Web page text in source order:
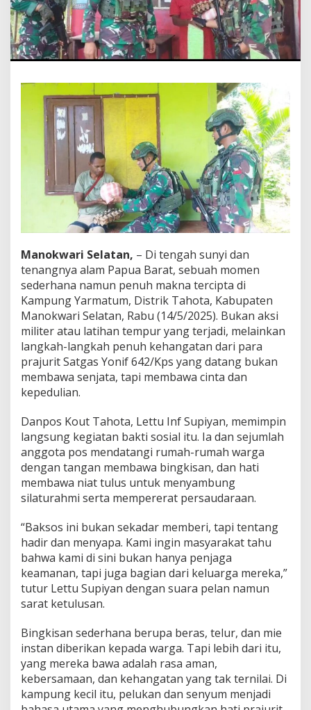
i
n
t
a
:
a
t
n
i
f
6
4
2
K
p
s
B
a
w
a
H
a
n
g
n
a
S
i
l
a
t
r
a
h
m
i
k
a
m
p
u
n
g
Y
Manokwari Selatan, – Di tengah sunyi dan
tenangnya alam Papua Barat, sebuah momen
sederhana namun penuh makna tercipta di
Kampung Yarmatum, Distrik Tahota, Kabupaten
Manokwari Selatan, Rabu (14/5/2025). Bukan aksi
militer atau latihan tempur yang terjadi, melainkan
langkah-langkah penuh kehangatan dari para
prajurit Satgas Yonif 642/Kps yang datang bukan
membawa senjata, tapi membawa cinta dan
kepedulian.
Danpos Kout Tahota, Lettu Inf Supiyan, memimpin
langsung kegiatan bakti sosial itu. Ia dan sejumlah
anggota pos mendatangi rumah-rumah warga
dengan tangan membawa bingkisan, dan hati
membawa niat tulus untuk menyambung
silaturahmi serta mempererat persaudaraan.
“Baksos ini bukan sekadar memberi, tapi tentang
hadir dan menyapa. Kami ingin masyarakat tahu
bahwa kami di sini bukan hanya penjaga
keamanan, tapi juga bagian dari keluarga mereka,”
tutur Lettu Supiyan dengan suara pelan namun
sarat ketulusan.
Bingkisan sederhana berupa beras, telur, dan mie
instan diberikan kepada warga. Tapi lebih dari itu,
yang mereka bawa adalah rasa aman,
kebersamaan, dan kehangatan yang tak ternilai. Di
kampung kecil itu, pelukan dan senyum menjadi